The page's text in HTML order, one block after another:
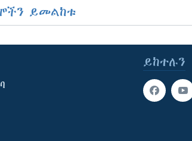
ይመልከቱ
ይከተሉን